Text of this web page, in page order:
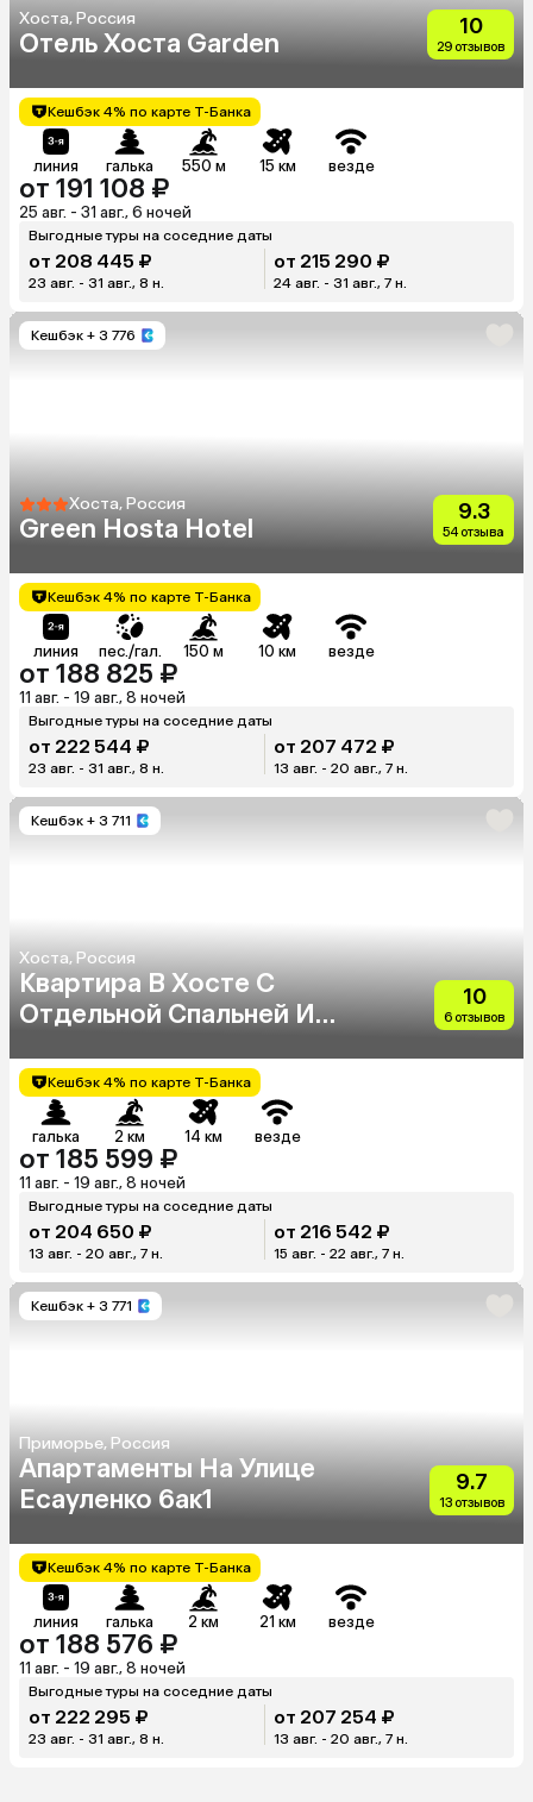
Хоста, Россия
Отель Хоста Garden
10
29 отзывов
Кешбэк 4% по карте Т-Банка
линия галька 550 м 15 км везде
от 191 108 ₽
25 авг. - 31 авг., 6 ночей
Выгодные туры на соседние даты
от 208 445 ₽
23 авг. - 31 авг., 8 н.
от 215 290 ₽
24 авг. - 31 авг., 7 н.
Кешбэк + 3 776
Хоста, Россия
Green Hosta Hotel
9.3
54 отзыва
Кешбэк 4% по карте Т-Банка
линия пес./гал. 150 м 10 км везде
от 188 825 ₽
11 авг. - 19 авг., 8 ночей
Выгодные туры на соседние даты
от 222 544 ₽
23 авг. - 31 авг., 8 н.
от 207 472 ₽
13 авг. - 20 авг., 7 н.
Кешбэк + 3 711
Хоста, Россия
Квартира В Хосте С
Отдельной Спальней И
10
6 отзывов
Кешбэк 4% по карте Т-Банка
галька 2 км 14 км везде
от 185 599 ₽
11 авг. - 19 авг., 8 ночей
Выгодные туры на соседние даты
от 204 650 ₽
13 авг. - 20 авг., 7 н.
от 216 542 ₽
15 авг. - 22 авг., 7 н.
Кешбэк + 3 771
Приморье, Россия
Апартаменты На Улице
Есауленко 6ак1
9.7
13 отзывов
Кешбэк 4% по карте Т-Банка
линия галька 2 км 21 км везде
от 188 576 ₽
11 авг. - 19 авг., 8 ночей
Выгодные туры на соседние даты
от 222 295 ₽
23 авг. - 31 авг., 8 н.
от 207 254 ₽
13 авг. - 20 авг., 7 н.